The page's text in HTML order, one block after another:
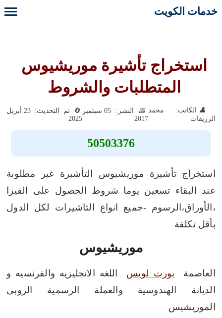
خدمات الكويت
استخراج تأشيرة موريشيوس
المتطلبات والشروط
الكاتب: محمد
الزريقات
النشر: 05 سبتمبر
2017
تم التحديث: 23 أبريل
2025
50503376
استخراج تأشيرة موريشيوس التأشيرة غير مطلوبة
عند البقاء تسعين يوما شروط الحصول على الفيزا
،الأوراق،الرسوم -جميع انواع التاشيرات لكل الدول
بأقل تكلفة
موريشيوس
العاصمة بورت لويس اللغه الانجليزيه والفرنسيه و
الديانة الهندوسية والعملة الرسمية الروبى
الموريشيس